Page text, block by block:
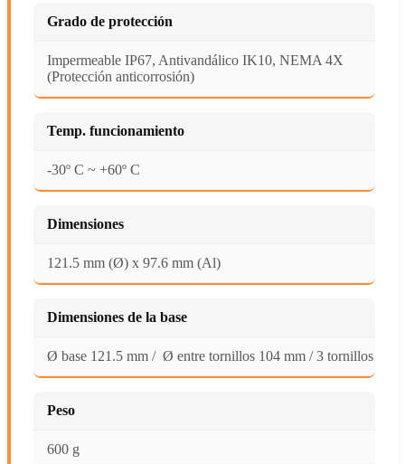
Grado de protección
Impermeable IP67, Antivandálico IK10, NEMA 4X
(Protección anticorrosión)
Temp. funcionamiento
-30º C ~ +60º C
Dimensiones
121.5 mm (Ø) x 97.6 mm (Al)
Dimensiones de la base
Ø base 121.5 mm / Ø entre tornillos 104 mm / 3 tornillos
Peso
600 g